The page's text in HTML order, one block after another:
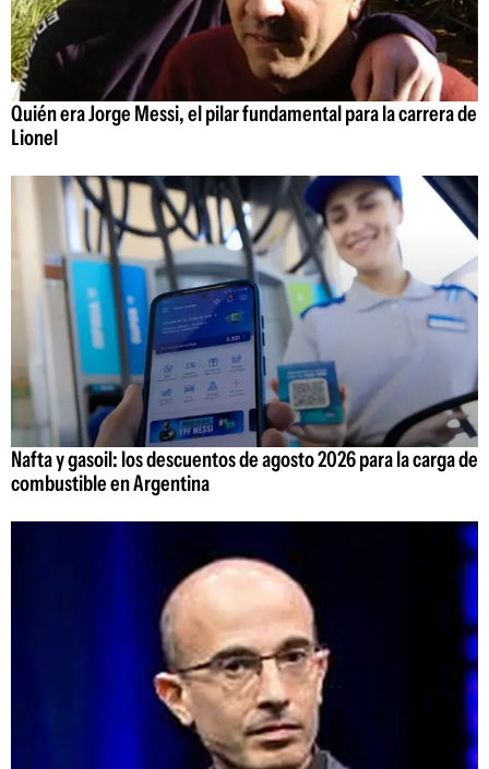
Quién era Jorge Messi, el pilar fundamental para la carrera de
Lionel
Nafta y gasoil: los descuentos de agosto 2026 para la carga de
combustible en Argentina